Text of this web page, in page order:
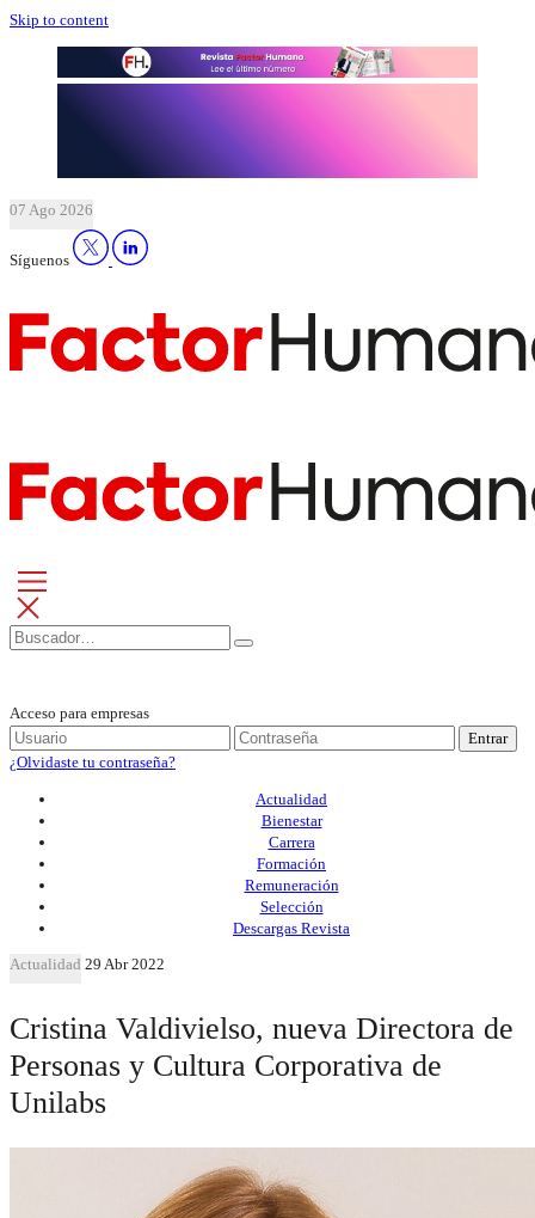
Skip to content
07 Ago 2026
Síguenos
Acceso para empresas
Entrar
¿Olvidaste tu contraseña?
Actualidad
Bienestar
Carrera
Formación
Remuneración
Selección
Descargas Revista
Actualidad 29 Abr 2022
Cristina Valdivielso, nueva Directora de
Personas y Cultura Corporativa de
Unilabs